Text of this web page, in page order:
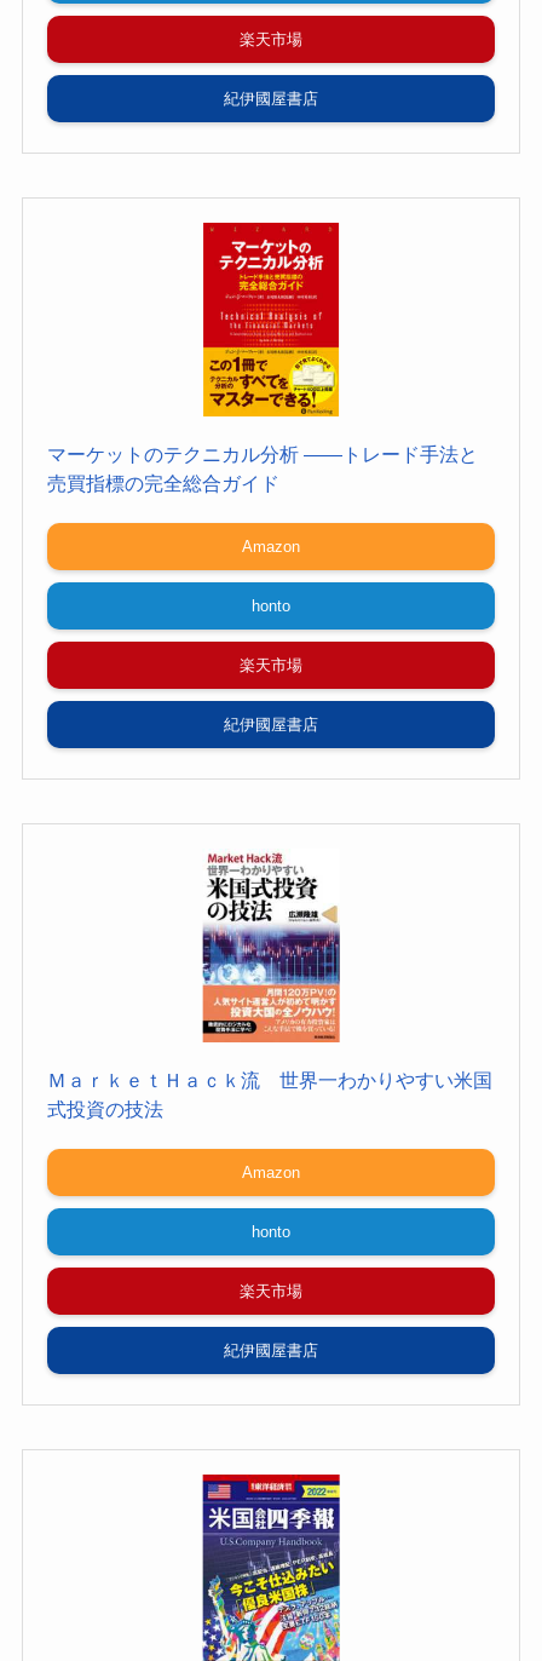
楽天市場
紀伊國屋書店
マーケットのテクニカル分析 ――トレード手法と
売買指標の完全総合ガイド
Amazon
honto
楽天市場
紀伊國屋書店
ＭａｒｋｅｔＨａｃｋ流 世界一わかりやすい米国
式投資の技法
Amazon
honto
楽天市場
紀伊國屋書店